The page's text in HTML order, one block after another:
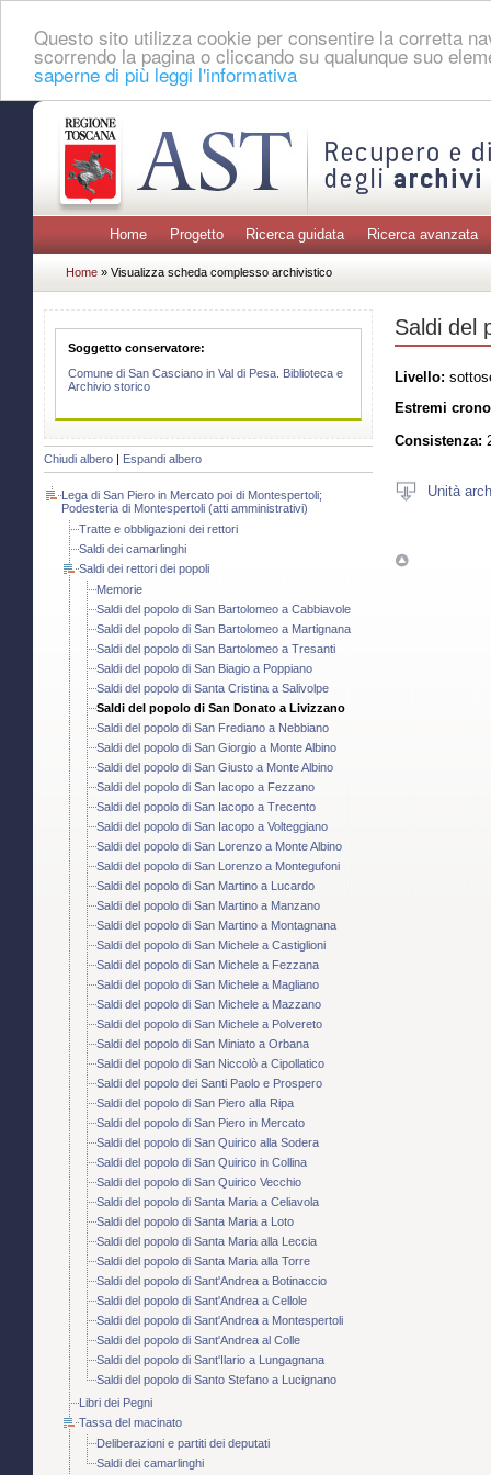
Questo sito utilizza cookie per consentire la corretta
scorrendo la pagina o cliccando su qualunque suo
saperne di più leggi l'informativa
Home Progetto Ricerca guidata Ricerca avanzata
Home » Visualizza scheda complesso archivistico
Soggetto conservatore:
Comune di San Casciano in Val di Pesa. Biblioteca e
Archivio storico
Chiudi albero Espandi albero
Lega di San Piero in Mercato poi di Montespertoli;
Podesteria di Montespertoli (atti amministrativi)
Tratte e obbligazioni dei rettori
Saldi dei camarlinghi
Saldi dei rettori dei popoli
Memorie
Saldi del popolo di San Bartolomeo a Cabbiavole
Saldi del popolo di San Bartolomeo a Martignana
Saldi del popolo di San Bartolomeo a Tresanti
Saldi del popolo di San Biagio a Poppiano
Saldi del popolo di Santa Cristina a Salivolpe
Saldi del popolo di San Donato a Livizzano
Saldi del popolo di San Frediano a Nebbiano
Saldi del popolo di San Giorgio a Monte Albino
Saldi del popolo di San Giusto a Monte Albino
Saldi del popolo di San Iacopo a Fezzano
Saldi del popolo di San Iacopo a Trecento
Saldi del popolo di San Iacopo a Volteggiano
Saldi del popolo di San Lorenzo a Monte Albino
Saldi del popolo di San Lorenzo a Montegufoni
Saldi del popolo di San Martino a Lucardo
Saldi del popolo di San Martino a Manzano
Saldi del popolo di San Martino a Montagnana
Saldi del popolo di San Michele a Castiglioni
Saldi del popolo di San Michele a Fezzana
Saldi del popolo di San Michele a Magliano
Saldi del popolo di San Michele a Mazzano
Saldi del popolo di San Michele a Polvereto
Saldi del popolo di San Miniato a Orbana
Saldi del popolo di San Niccolò a Cipollatico
Saldi del popolo dei Santi Paolo e Prospero
Saldi del popolo di San Piero alla Ripa
Saldi del popolo di San Piero in Mercato
Saldi del popolo di San Quirico alla Sodera
Saldi del popolo di San Quirico in Collina
Saldi del popolo di San Quirico Vecchio
Saldi del popolo di Santa Maria a Celiavola
Saldi del popolo di Santa Maria a Loto
Saldi del popolo di Santa Maria alla Leccia
Saldi del popolo di Santa Maria alla Torre
Saldi del popolo di Sant'Andrea a Botinaccio
Saldi del popolo di Sant'Andrea a Cellole
Saldi del popolo di Sant'Andrea a Montespertoli
Saldi del popolo di Sant'Andrea al Colle
Saldi del popolo di Sant'Ilario a Lungagnana
Saldi del popolo di Santo Stefano a Lucignano
Libri dei Pegni
Tassa del macinato
Deliberazioni e partiti dei deputati
Saldi dei camarlinghi
Saldi del
Livello:
Estremi
Consistenza:
Unità